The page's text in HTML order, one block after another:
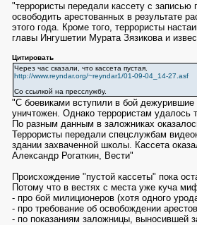
"террористы передали кассету с
освободить арестованных в результате
этого года. Кроме того, террористы
главы Ингушетии Мурата Зязикова и
Цитировать
Через час сказали, что кассета пустая.
http://www.reyndar.org/~reyndar1/01-09-04_14-27.asf
Со ссылкой на пресслужбу.
"С боевиками вступили в бой
уничтожен. Однако террористам удалось
По разным данным в заложниках
Террористы передали спецслужбам
здании захваченной школы. Кассета
Александр Рогаткин, Вести"
Происхождение "пустой кассеты" пока
Потому что в вестях с места уже куча
- про бой милиционеров (хотя одного
- про требование об освобождении
- по показаниям заложницы, выносившей